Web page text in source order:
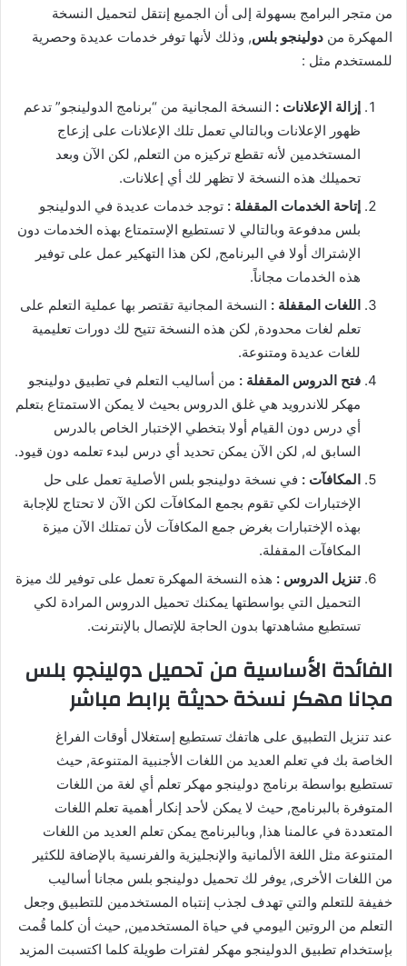
من متجر البرامج بسهولة إلى أن الجميع إنتقل لتحميل النسخة
المهكرة من دولينجو بلس, وذلك لأنها توفر خدمات عديدة وحصرية
للمستخدم مثل :
إزالة الإعلانات : النسخة المجانية من “برنامج الدولينجو” تدعم
ظهور الإعلانات وبالتالي تعمل تلك الإعلانات على إزعاج
المستخدمين لأنه تقطع تركيزه من التعلم, لكن الآن وبعد
تحميلك هذه النسخة لا تظهر لك أي إعلانات.
إتاحة الخدمات المقفلة : توجد خدمات عديدة في الدولينجو
بلس مدفوعة وبالتالي لا تستطيع الإستمتاع بهذه الخدمات دون
الإشتراك أولا في البرنامج, لكن هذا التهكير عمل على توفير
هذه الخدمات مجاناً.
اللغات المقفلة : النسخة المجانية تقتصر بها عملية التعلم على
تعلم لغات محدودة, لكن هذه النسخة تتيح لك دورات تعليمية
للغات عديدة ومتنوعة.
فتح الدروس المقفلة : من أساليب التعلم في تطبيق دولينجو
مهكر للاندرويد هي غلق الدروس بحيث لا يمكن الاستمتاع بتعلم
أي درس دون القيام أولا بتخطي الإختبار الخاص بالدرس
السابق له, لكن الآن يمكن تحديد أي درس لبدء تعلمه دون قيود.
المكافآت : في نسخة دولينجو بلس الأصلية تعمل على حل
الإختبارات لكي تقوم بجمع المكافآت لكن الآن لا تحتاج للإجابة
بهذه الإختبارات بغرض جمع المكافآت لأن تمتلك الآن ميزة
المكافآت المقفلة.
تنزيل الدروس : هذه النسخة المهكرة تعمل على توفير لك ميزة
التحميل التي بواسطتها يمكنك تحميل الدروس المرادة لكي
تستطيع مشاهدتها بدون الحاجة للإتصال بالإنترنت.
الفائدة الأساسية من تحميل دولينجو بلس
مجانا مهكر نسخة حديثة برابط مباشر
عند تنزيل التطبيق على هاتفك تستطيع إستغلال أوقات الفراغ
الخاصة بك في تعلم العديد من اللغات الأجنبية المتنوعة, حيث
تستطيع بواسطة برنامج دولينجو مهكر تعلم أي لغة من اللغات
المتوفرة بالبرنامج, حيث لا يمكن لأحد إنكار أهمية تعلم اللغات
المتعددة في عالمنا هذا, وبالبرنامج يمكن تعلم العديد من اللغات
المتنوعة مثل اللغة الألمانية والإنجليزية والفرنسية بالإضافة للكثير
من اللغات الأخرى, يوفر لك تحميل دولينجو بلس مجانا أساليب
خفيفة للتعلم والتي تهدف لجذب إنتباه المستخدمين للتطبيق وجعل
التعلم من الروتين اليومي في حياة المستخدمين, حيث أن كلما قُمت
بإستخدام تطبيق الدولينجو مهكر لفترات طويلة كلما اكتسبت المزيد